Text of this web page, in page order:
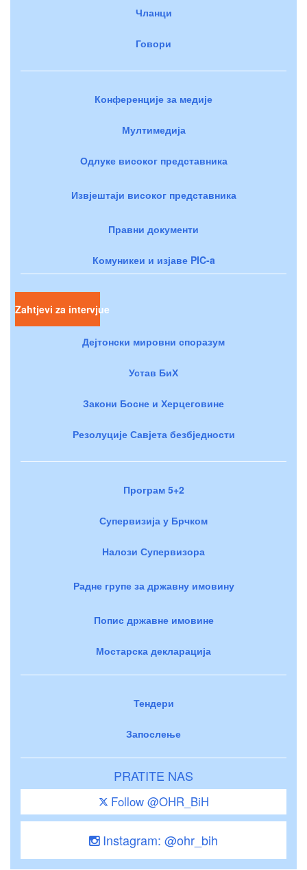
Чланци
Говори
Конференције за медије
Мултимедија
Одлуке високог представника
Извјештаји високог представника
Правни документи
Комуникеи и изјаве PIC-a
Zahtjevi za intervjue
Дејтонски мировни споразум
Устав БиХ
Закони Босне и Херцеговине
Резолуције Савјета безбједности
Програм 5+2
Супервизија у Брчком
Налози Супервизора
Радне групе за државну имовину
Попис државне имовине
Мостарска декларација
Тендери
Запослење
PRATITE NAS
Follow @OHR_BiH
Instagram: @ohr_bih